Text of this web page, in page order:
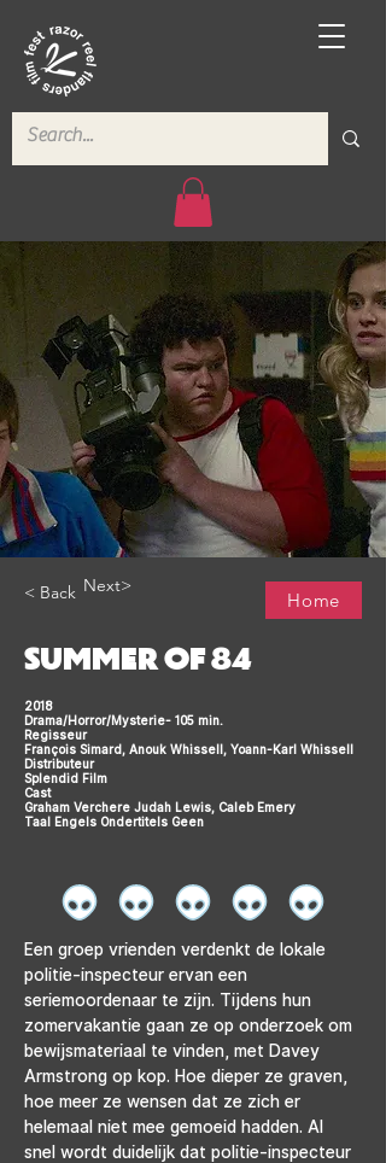
< Back Next>
Home
SUMMER OF 84
2018
Drama/Horror/Mysterie- 105 min.
Regisseur
François Simard, Anouk Whissell, Yoann-Karl Whissell
Distributeur
Splendid Film
Cast
Graham Verchere Judah Lewis, Caleb Emery
Taal Engels Ondertitels Geen
Een groep vrienden verdenkt de lokale
politie-inspecteur ervan een
seriemoordenaar te zijn. Tijdens hun
zomervakantie gaan ze op onderzoek om
bewijsmateriaal te vinden, met Davey
Armstrong op kop. Hoe dieper ze graven,
hoe meer ze wensen dat ze zich er
helemaal niet mee gemoeid hadden. Al
snel wordt duidelijk dat politie-inspecteur